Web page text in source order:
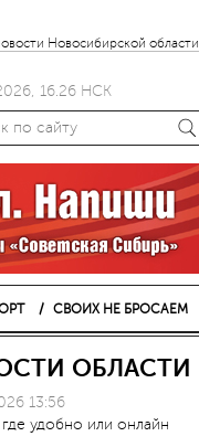
Новосибирской области
16.26 НСК
СВОИХ НЕ БРОСАЕМ
ОБЛАСТИ
13:56
где удобно или онлайн